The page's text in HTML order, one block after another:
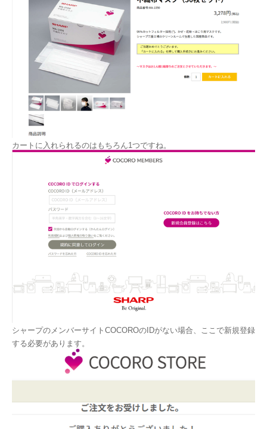
カートに入れられるのはもちろん1つですね。
シャープのメンバーサイトCOCOROのIDがない場合、ここで新規登録
する必要があります。